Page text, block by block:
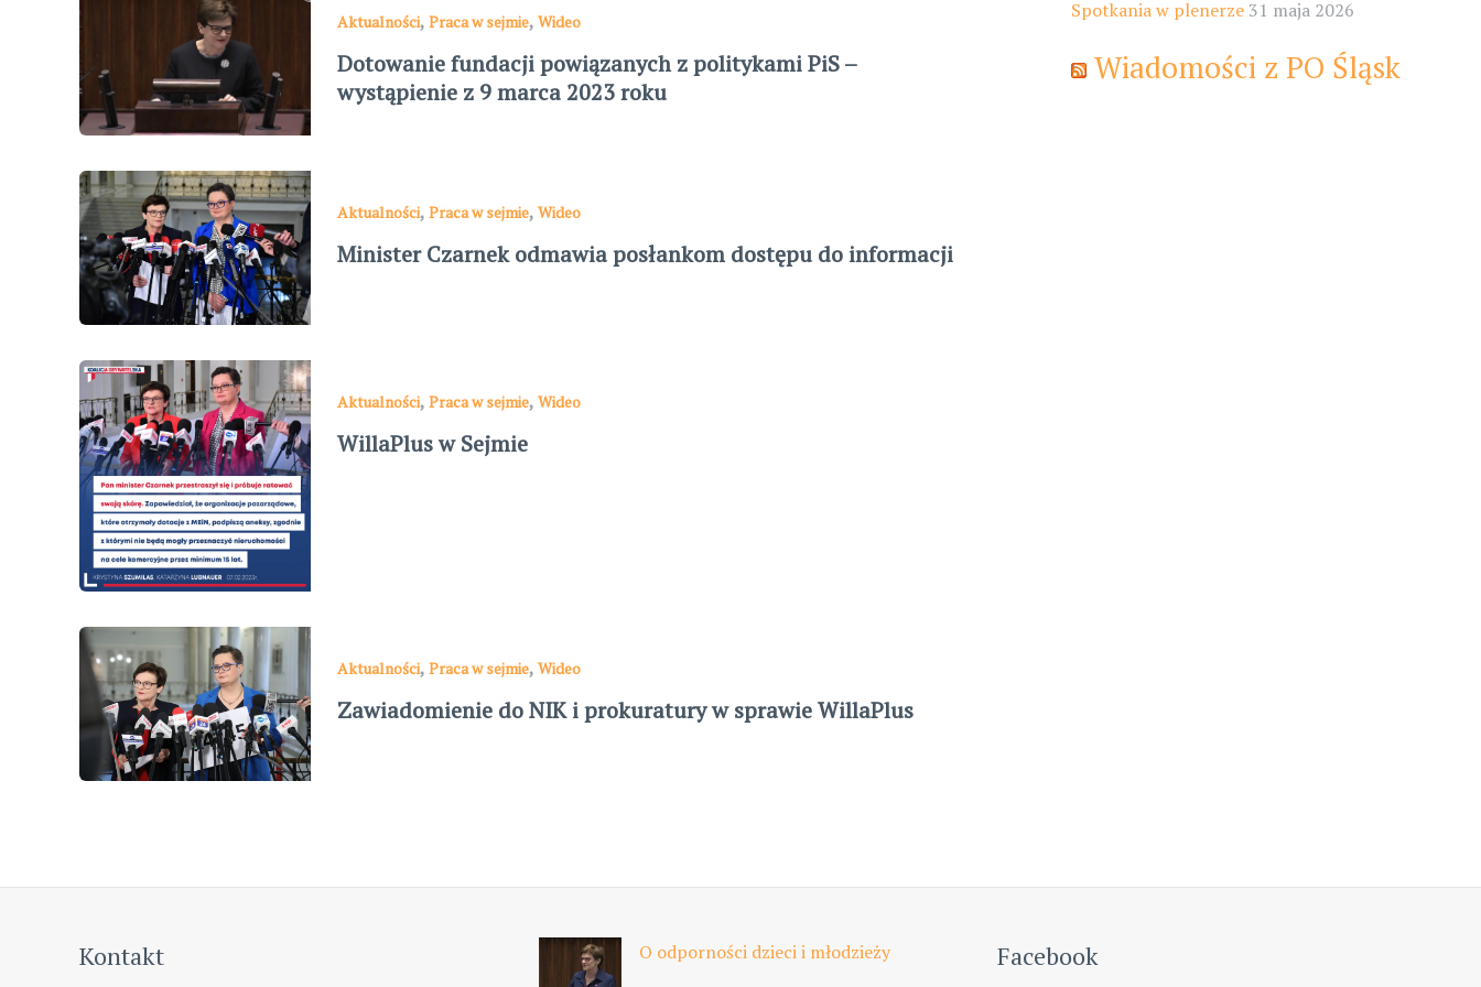
Aktualności, Praca w sejmie, Wideo
Dotowanie fundacji powiązanych z politykami PiS –
wystąpienie z 9 marca 2023 roku
Aktualności, Praca w sejmie, Wideo
Minister Czarnek odmawia posłankom dostępu do informacji
Aktualności, Praca w sejmie, Wideo
WillaPlus w Sejmie
Aktualności, Praca w sejmie, Wideo
Zawiadomienie do NIK i prokuratury w sprawie WillaPlus
Spotkania w plenerze 31 maja 2026
Wiadomości z PO Śląsk
Kontakt
O odporności dzieci i młodzieży
Facebook